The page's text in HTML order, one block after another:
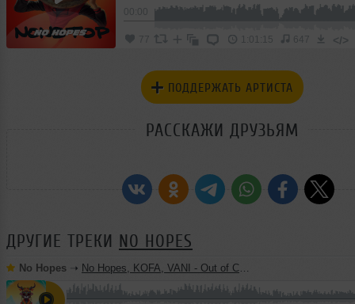
77 1:01:15 647 </>
ПОДДЕРЖАТЬ АРТИСТА
РАССКАЖИ ДРУЗЬЯМ
ДРУГИЕ ТРЕКИ NO HOPES
No Hopes ➝ No Hopes, KOFA, VANI - Out of Control (Original Mix)